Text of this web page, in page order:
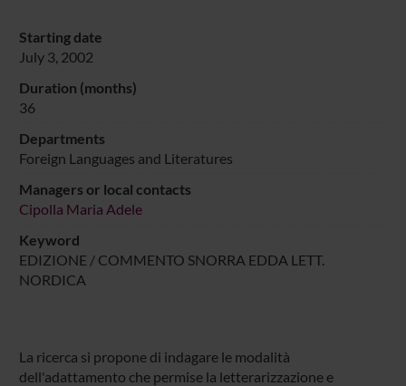
Starting date
July 3, 2002
Duration (months)
36
Departments
Foreign Languages and Literatures
Managers or local contacts
Cipolla Maria Adele
Keyword
EDIZIONE / COMMENTO SNORRA EDDA LETT.
NORDICA
La ricerca si propone di indagare le modalità
dell'adattamento che permise la letterarizzazione e